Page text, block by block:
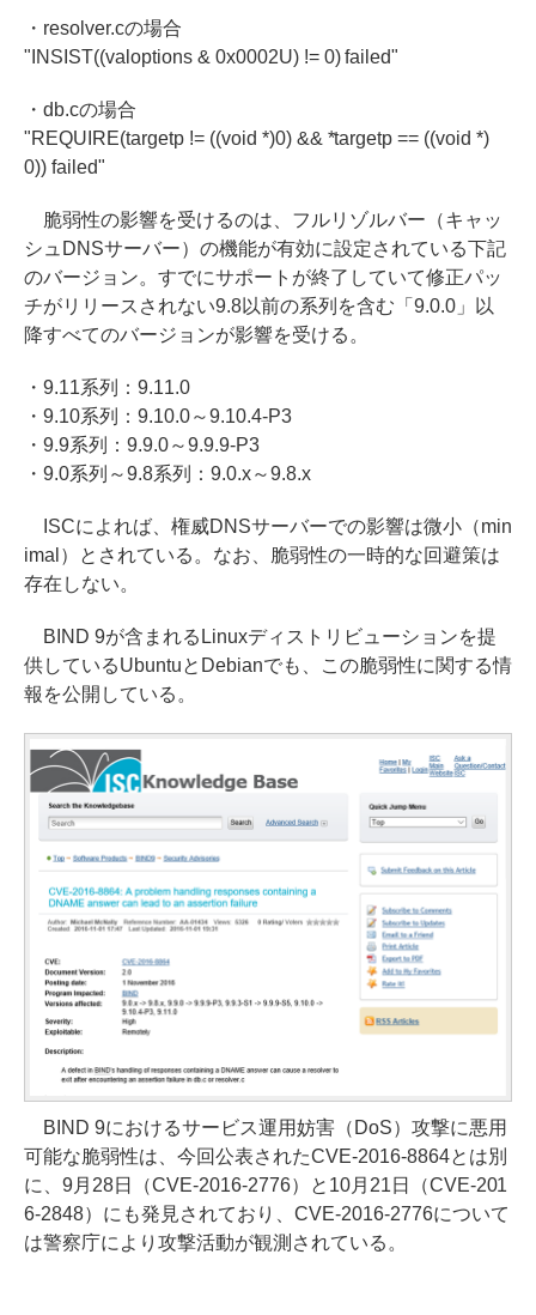
・resolver.cの場合
"INSIST((valoptions & 0x0002U) != 0) failed"
・db.cの場合
"REQUIRE(targetp != ((void *)0) && *targetp == ((void *)
0)) failed"
脆弱性の影響を受けるのは、フルリゾルバー（キャッ
シュDNSサーバー）の機能が有効に設定されている下記
のバージョン。すでにサポートが終了していて修正パッ
チがリリースされない9.8以前の系列を含む「9.0.0」以
降すべてのバージョンが影響を受ける。
・9.11系列：9.11.0
・9.10系列：9.10.0～9.10.4-P3
・9.9系列：9.9.0～9.9.9-P3
・9.0系列～9.8系列：9.0.x～9.8.x
ISCによれば、権威DNSサーバーでの影響は微小（min
imal）とされている。なお、脆弱性の一時的な回避策は
存在しない。
BIND 9が含まれるLinuxディストリビューションを提
供しているUbuntuとDebianでも、この脆弱性に関する情
報を公開している。
BIND 9におけるサービス運用妨害（DoS）攻撃に悪用
可能な脆弱性は、今回公表されたCVE-2016-8864とは別
に、9月28日（CVE-2016-2776）と10月21日（CVE-201
6-2848）にも発見されており、CVE-2016-2776について
は警察庁により攻撃活動が観測されている。